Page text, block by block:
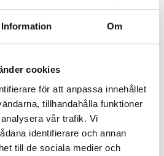
Information Om
cookies
för att anpassa innehållet
tillhandahålla funktioner
vår trafik. Vi
identifierare och annan
till de sociala medier och
Tillbehör för
uppsamlingskärl